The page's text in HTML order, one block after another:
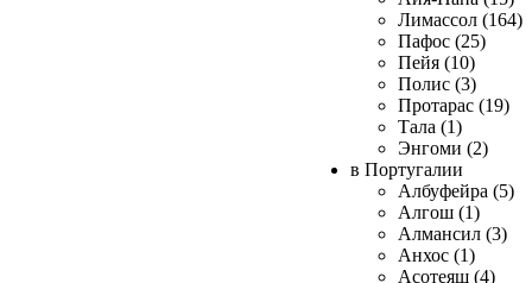
Лимассол (164)
Пафос (25)
Пейя (10)
Полис (3)
Протарас (19)
Тала (1)
Энгоми (2)
в Португалии
Албуфейра (5)
Алгош (1)
Алмансил (3)
Анхос (1)
Асотеяш (4)